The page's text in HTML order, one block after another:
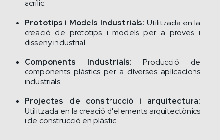
acrílic.
Prototips i Models Industrials: Utilitzada en la
creació de prototips i models per a proves i
disseny industrial.
Components Industrials: Producció de
components plàstics per a diverses aplicacions
industrials.
Projectes de construcció i arquitectura:
Utilitzada en la creació d'elements arquitectònics
i de construcció en plàstic.